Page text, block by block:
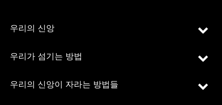
우리의 신앙
우리가 섬기는 방법
우리의 신앙이 자라는 방법들